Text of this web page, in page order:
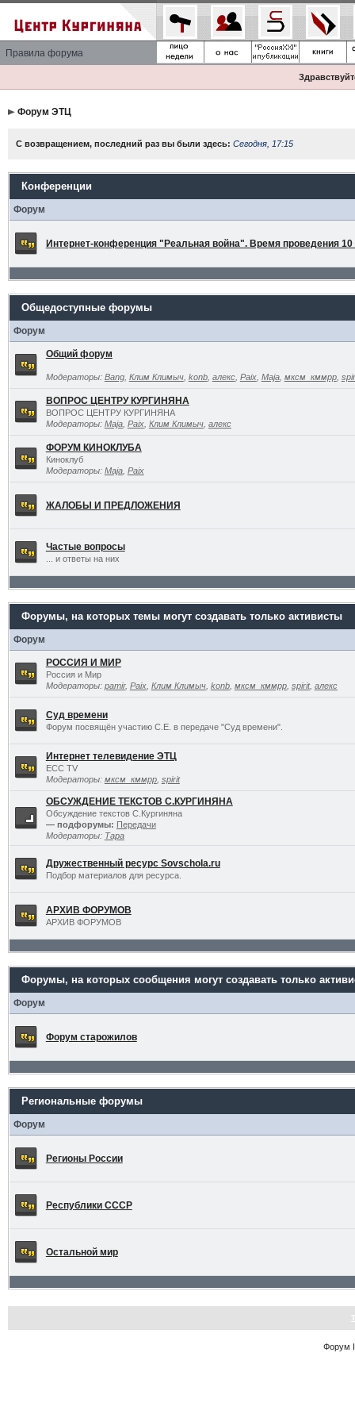
Правила форума
Форум ЭТЦ
С возвращением, последний раз вы были здесь: Сегодня, 17:15
Конференции
Форум
Интернет-конференция "Реальная война". Время проведения 10
Общедоступные форумы
Форум
Общий форум
Модераторы: Bang, Клим Климыч, konb, алекс, Paix, Maja, мксм_кммрр,
ВОПРОС ЦЕНТРУ КУРГИНЯНА
ВОПРОС ЦЕНТРУ КУРГИНЯНА
Модераторы: Maja, Paix, Клим Климыч, алекс
ФОРУМ КИНОКЛУБА
Киноклуб
Модераторы: Maja, Paix
ЖАЛОБЫ И ПРЕДЛОЖЕНИЯ
Частые вопросы
... и ответы на них
Форумы, на которых темы могут создавать только активисты
Форум
РОССИЯ И МИР
Россия и Мир
Модераторы: pamir, Paix, Клим Климыч, konb, мксм_кммрр, spirit, алекс
Суд времени
Форум посвящён участию С.Е. в передаче "Суд времени".
Интернет телевидение ЭТЦ
ECC TV
Модераторы: мксм_кммрр, spirit
ОБСУЖДЕНИЕ ТЕКСТОВ С.КУРГИНЯНА
Обсуждение текстов С.Кургиняна
— подфорумы: Передачи
Модераторы: Тара
Дружественный ресурс Sovschola.ru
Подбор материалов для ресурса.
АРХИВ ФОРУМОВ
АРХИВ ФОРУМОВ
Форумы, на которых сообщения могут создавать только
Форум
Форум старожилов
Региональные форумы
Форум
Регионы России
Республики СССР
Остальной мир
Форум